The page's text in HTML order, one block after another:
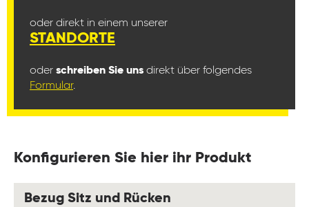
oder direkt in einem unserer
STANDORTE
oder schreiben Sie uns direkt über folgendes
Formular.
Konfigurieren Sie hier ihr Produkt
Bezug Sitz und Rücken